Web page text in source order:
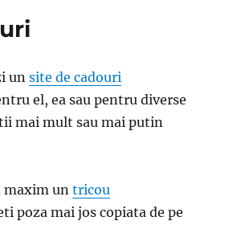
unsite de cadouri
el, ea sau pentru diverse
mai mult sau mai putin
maxim untricou
poza mai jos copiata de pe